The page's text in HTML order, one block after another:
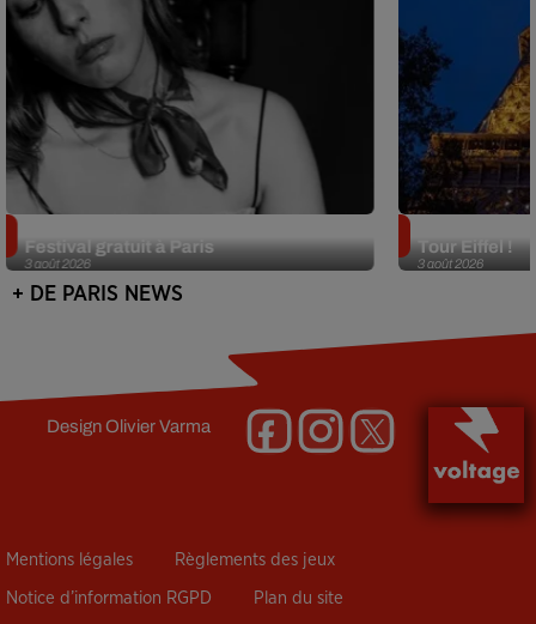
3 août 2026
Festival gratuit à Paris
3 août 2026
Tour Eiffel !
+ DE PARIS NEWS
DesignOlivier Varma
Mentions légales Règlements des jeux
Notice d’information RGPD Plan du site